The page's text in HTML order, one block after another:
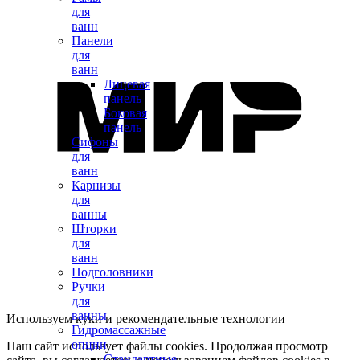
для
ванн
Панели
для
ванн
Лицевая
панель
Боковая
панель
Сифоны
для
ванн
Карнизы
для
ванны
Шторки
для
ванн
Подголовники
Ручки
для
ванны
Гидромассажные
опции
Используем куки и рекомендательные технологии
Наш сайт использует файлы cookies. Продолжая просмотр